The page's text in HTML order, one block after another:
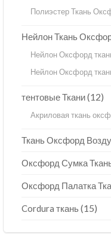
Полиэстер Ткань
Нейлон Ткань
Нейлон Оксфорд
Нейлон Оксфорд
тентовые Ткани(12)
Акриловая ткань
Ткань Оксфорд
Оксфорд Сумка
Оксфорд Палатка
Cordura ткань(15)